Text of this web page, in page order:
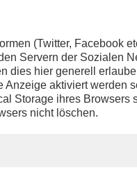
(Twitter, Facebook
Servern der Sozialen
dies hier generell
Anzeige aktiviert werden
Storage ihres Browsers
nicht löschen.